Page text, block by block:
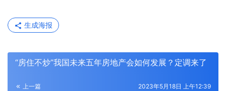
生成海报
“房住不炒”我国未来五年房地产会如何发展？定调来了
上一篇 2023年5月18日 上午12:39